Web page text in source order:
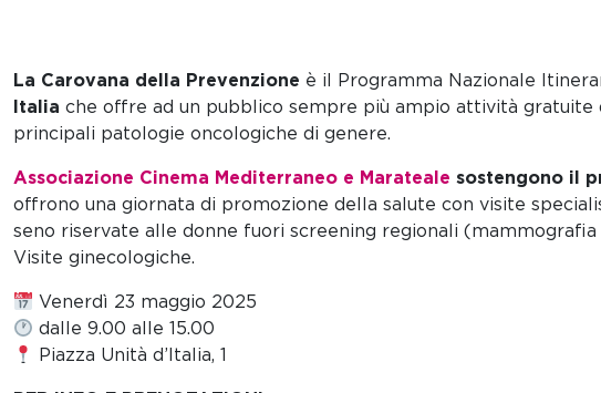
La Carovana della Prevenzione è il Programma Nazionale
Italia che offre ad un pubblico sempre più ampio attività gratuite
principali patologie oncologiche di genere.
Associazione Cinema Mediterraneo e Marateale sostengono il
offrono una giornata di promozione della salute con visite
seno riservate alle donne fuori screening regionali
Visite ginecologiche.
Venerdì 23 maggio 2025
dalle 9.00 alle 15.00
Piazza Unità d’Italia, 1